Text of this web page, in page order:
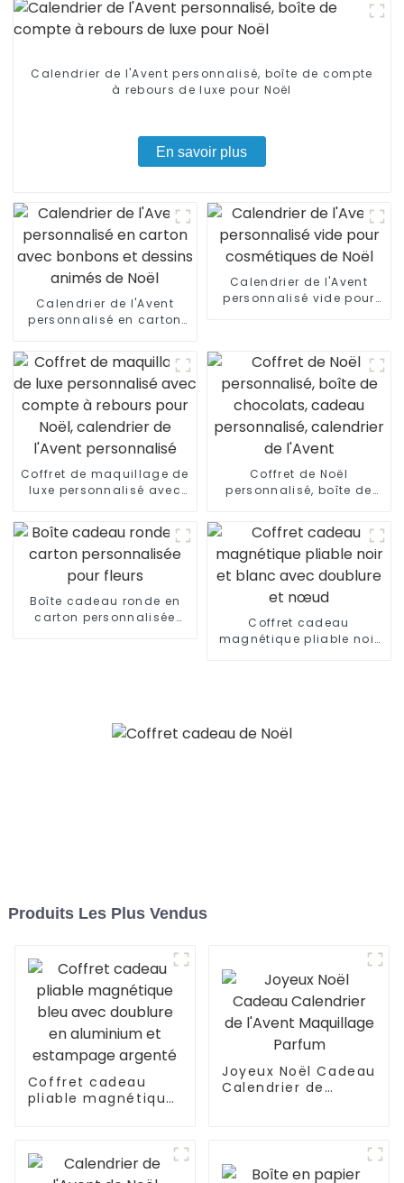
Calendrier de l'Avent personnalisé, boîte de compte
à rebours de luxe pour Noël
En savoir plus
Calendrier de l'Avent
personnalisé en carton
Calendrier de l'Avent
personnalisé vide pour
Coffret de maquillage de
luxe personnalisé avec
Noël, calendrier de
l'Avent personnalisé
Coffret de Noël
personnalisé, boîte de
personnalisé, calendrier
de l'Avent
Boîte cadeau ronde en
carton personnalisée
Coffret cadeau
magnétique pliable noir
Produits Les Plus Vendus
Coffret cadeau
pliable magnétique
estampage argenté
Joyeux Noël Cadeau
Calendrier de